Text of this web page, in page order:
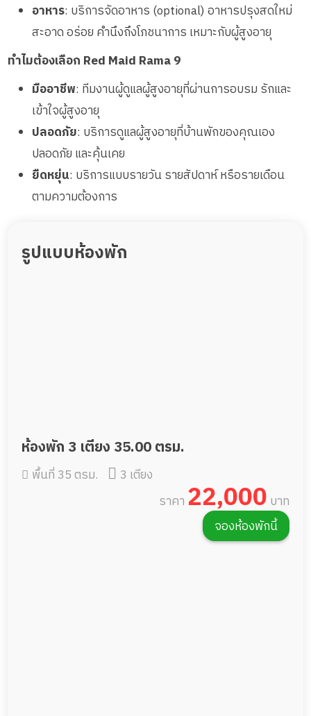
อาหาร: บริการจัดอาหาร (optional) อาหารปรุงสดใหม่
สะอาด อร่อย คำนึงถึงโภชนาการ เหมาะกับผู้สูงอายุ
ทำไมต้องเลือก Red Maid Rama 9
มืออาชีพ: ทีมงานผู้ดูแลผู้สูงอายุที่ผ่านการอบรม รักและ
เข้าใจผู้สูงอายุ
ปลอดภัย: บริการดูแลผู้สูงอายุที่บ้านพักของคุณเอง
ปลอดภัย และคุ้นเคย
ยืดหยุ่น: บริการแบบรายวัน รายสัปดาห์ หรือรายเดือน
ตามความต้องการ
รูปแบบห้องพัก
ห้องพัก 3 เตียง 35.00 ตรม.
พื้นที่ 35 ตรม.
3 เตียง
ราคา 22,000 บาท
จองห้องพักนี้